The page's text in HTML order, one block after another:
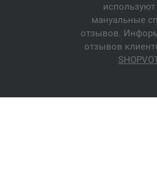
мануальные
отзывов.
отзывов